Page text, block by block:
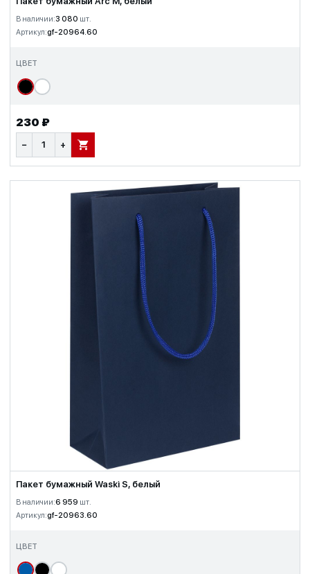
В наличии:3 080 шт.
Артикул:gf-20964.60
ЦВЕТ
230 ₽
− + В КОРЗИНУ
Пакет бумажный Waski S, белый
В наличии:6 959 шт.
Артикул:gf-20963.60
ЦВЕТ